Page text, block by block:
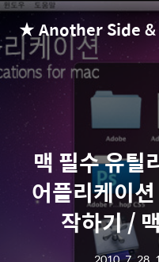
★ Another Side
맥 필수 유틸
어플리케이
작하기 /